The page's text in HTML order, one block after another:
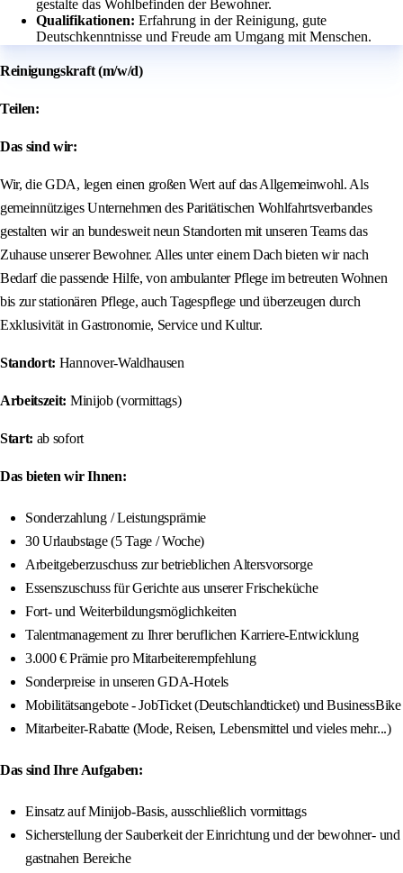
gestalte das Wohlbefinden der Bewohner.
Qualifikationen: Erfahrung in der Reinigung, gute
Deutschkenntnisse und Freude am Umgang mit Menschen.
Reinigungskraft (m/w/d)
Teilen:
Das sind wir:
Wir, die GDA, legen einen großen Wert auf das Allgemeinwohl. Als
gemeinnütziges Unternehmen des Paritätischen Wohlfahrtsverbandes
gestalten wir an bundesweit neun Standorten mit unseren Teams das
Zuhause unserer Bewohner. Alles unter einem Dach bieten wir nach
Bedarf die passende Hilfe, von ambulanter Pflege im betreuten Wohnen
bis zur stationären Pflege, auch Tagespflege und überzeugen durch
Exklusivität in Gastronomie, Service und Kultur.
Standort: Hannover-Waldhausen
Arbeitszeit: Minijob (vormittags)
Start: ab sofort
Das bieten wir Ihnen:
Sonderzahlung / Leistungsprämie
30 Urlaubstage (5 Tage / Woche)
Arbeitgeberzuschuss zur betrieblichen Altersvorsorge
Essenszuschuss für Gerichte aus unserer Frischeküche
Fort- und Weiterbildungsmöglichkeiten
Talentmanagement zu Ihrer beruflichen Karriere-Entwicklung
3.000 € Prämie pro Mitarbeiterempfehlung
Sonderpreise in unseren GDA-Hotels
Mobilitätsangebote - JobTicket (Deutschlandticket) und BusinessBike
Mitarbeiter-Rabatte (Mode, Reisen, Lebensmittel und vieles mehr...)
Das sind Ihre Aufgaben:
Einsatz auf Minijob-Basis, ausschließlich vormittags
Sicherstellung der Sauberkeit der Einrichtung und der bewohner- und
gastnahen Bereiche